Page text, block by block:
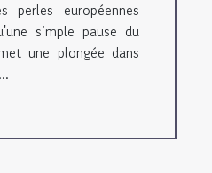
perles européennes
simple pause du
une plongée dans